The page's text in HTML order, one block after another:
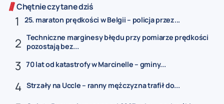
Chętnie czytane dziś
25. maraton prędkości w Belgii – policja przez...
Techniczne marginesy błędu przy pomiarze prędkości
pozostają bez...
70 lat od katastrofy w Marcinelle – gminy...
Strzały na Uccle – ranny mężczyzna trafił do...